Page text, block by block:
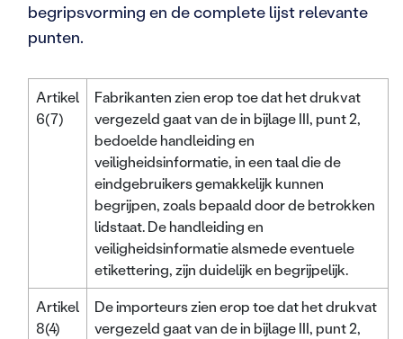
begripsvorming en de complete lijst relevante
punten.
Artikel
6(7)
Fabrikanten zien erop toe dat het drukvat
vergezeld gaat van de in bijlage III, punt 2,
bedoelde handleiding en
veiligheidsinformatie, in een taal die de
eindgebruikers gemakkelijk kunnen
begrijpen, zoals bepaald door de betrokken
lidstaat. De handleiding en
veiligheidsinformatie alsmede eventuele
etikettering, zijn duidelijk en begrijpelijk.
Artikel
8(4)
De importeurs zien erop toe dat het drukvat
vergezeld gaat van de in bijlage III, punt 2,